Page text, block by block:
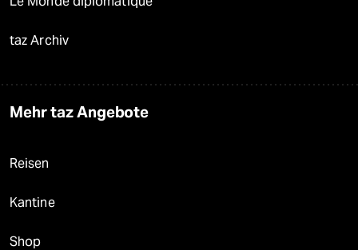
taz Archiv
Mehr taz Angebote
Reisen
Kantine
Shop